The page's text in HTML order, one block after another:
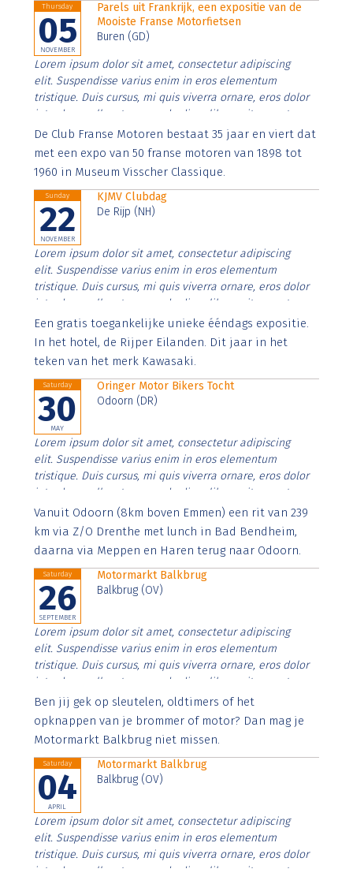
Thursday
05
NOVEMBER
Parels uit Frankrijk, een expositie van de
Mooiste Franse Motorfietsen
Buren (GD)
Lorem ipsum dolor sit amet, consectetur adipiscing
elit. Suspendisse varius enim in eros elementum
tristique. Duis cursus, mi quis viverra ornare, eros dolor
interdum nulla, ut commodo diam libero vitae erat.
Aenean faucibus nibh et justo cursus id rutrum lorem
imperdiet. Nunc ut sem vitae risus tristique posuere.
De Club Franse Motoren bestaat 35 jaar en viert dat
met een expo van 50 franse motoren van 1898 tot
1960 in Museum Visscher Classique.
Sunday
22
NOVEMBER
KJMV Clubdag
De Rijp (NH)
Lorem ipsum dolor sit amet, consectetur adipiscing
elit. Suspendisse varius enim in eros elementum
tristique. Duis cursus, mi quis viverra ornare, eros dolor
interdum nulla, ut commodo diam libero vitae erat.
Aenean faucibus nibh et justo cursus id rutrum lorem
imperdiet. Nunc ut sem vitae risus tristique posuere.
Een gratis toegankelijke unieke ééndags expositie.
In het hotel, de Rijper Eilanden. Dit jaar in het
teken van het merk Kawasaki.
Saturday
30
MAY
Oringer Motor Bikers Tocht
Odoorn (DR)
Lorem ipsum dolor sit amet, consectetur adipiscing
elit. Suspendisse varius enim in eros elementum
tristique. Duis cursus, mi quis viverra ornare, eros dolor
interdum nulla, ut commodo diam libero vitae erat.
Aenean faucibus nibh et justo cursus id rutrum lorem
imperdiet. Nunc ut sem vitae risus tristique posuere.
Vanuit Odoorn (8km boven Emmen) een rit van 239
km via Z/O Drenthe met lunch in Bad Bendheim,
daarna via Meppen en Haren terug naar Odoorn.
Saturday
26
SEPTEMBER
Motormarkt Balkbrug
Balkbrug (OV)
Lorem ipsum dolor sit amet, consectetur adipiscing
elit. Suspendisse varius enim in eros elementum
tristique. Duis cursus, mi quis viverra ornare, eros dolor
interdum nulla, ut commodo diam libero vitae erat.
Aenean faucibus nibh et justo cursus id rutrum lorem
imperdiet. Nunc ut sem vitae risus tristique posuere.
Ben jij gek op sleutelen, oldtimers of het
opknappen van je brommer of motor? Dan mag je
Motormarkt Balkbrug niet missen.
Saturday
04
APRIL
Motormarkt Balkbrug
Balkbrug (OV)
Lorem ipsum dolor sit amet, consectetur adipiscing
elit. Suspendisse varius enim in eros elementum
tristique. Duis cursus, mi quis viverra ornare, eros dolor
interdum nulla, ut commodo diam libero vitae erat.